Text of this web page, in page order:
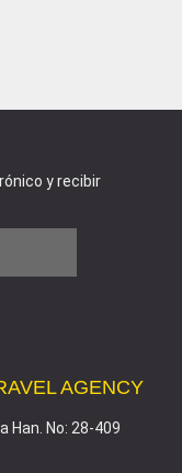
y recibir
AGENCY
Han. No: 28-409